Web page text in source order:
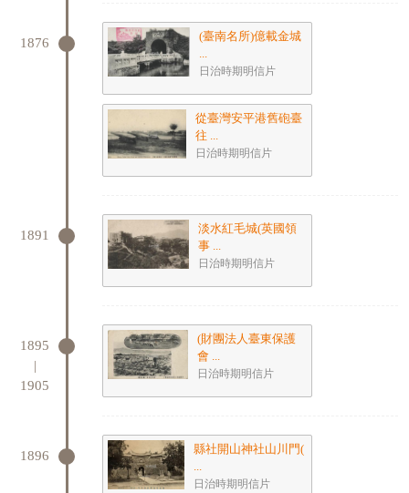
1876
(臺南名所)億載金城
...
日治時期明信片
從臺灣安平港舊砲臺
往 ...
日治時期明信片
1891
淡水紅毛城(英國領
事 ...
日治時期明信片
1895
|
1905
(財團法人臺東保護
會 ...
日治時期明信片
1896
縣社開山神社山川門(
...
日治時期明信片